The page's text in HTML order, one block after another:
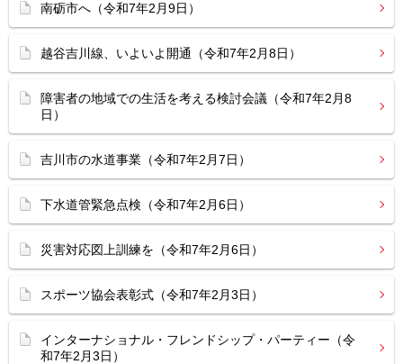
南砺市へ（令和7年2月9日）
越谷吉川線、いよいよ開通（令和7年2月8日）
障害者の地域での生活を考える検討会議（令和7年2月8
日）
吉川市の水道事業（令和7年2月7日）
下水道管緊急点検（令和7年2月6日）
災害対応図上訓練を（令和7年2月6日）
スポーツ協会表彰式（令和7年2月3日）
インターナショナル・フレンドシップ・パーティー（令
和7年2月3日）